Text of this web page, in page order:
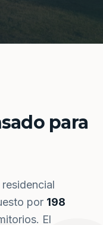
para
por 198
El